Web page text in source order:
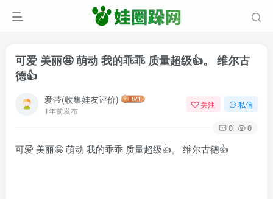
可爱 美丽🤩 萌动 我的乖乖 质量超级👍。 维尔古
德👍
爱带(收集娃友评价)
1年前发布
关注 私信
0 0
可爱 美丽🤩 萌动 我的乖乖 质量超级👍。 维尔古德👍